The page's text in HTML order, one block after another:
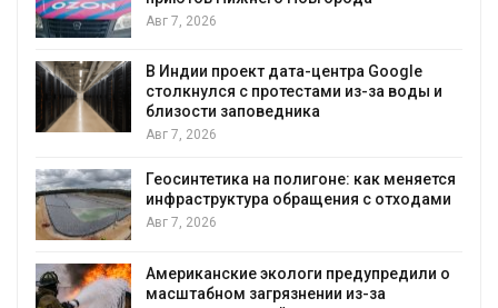
Солнечные панели над каналами
позволяют одновременно
воду
Авг 7, 2026
Дождевая вода с крыш может помочь
Авг 7, 2026
Минприроды потребовало ускорить
уборку контейнерных площадок
Авг 7, 2026